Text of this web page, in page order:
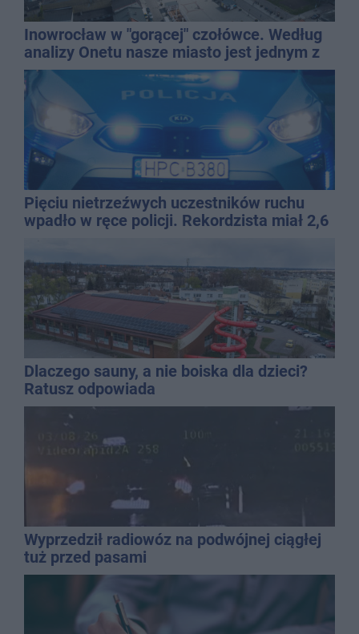
Inowrocław w "gorącej" czołówce. Według
analizy Onetu nasze miasto jest jednym z
najbardziej narażonych na upały
Pięciu nietrzeźwych uczestników ruchu
wpadło w ręce policji. Rekordzista miał 2,6
Dlaczego sauny, a nie boiska dla dzieci?
Ratusz odpowiada
Wyprzedził radiowóz na podwójnej ciągłej
tuż przed pasami